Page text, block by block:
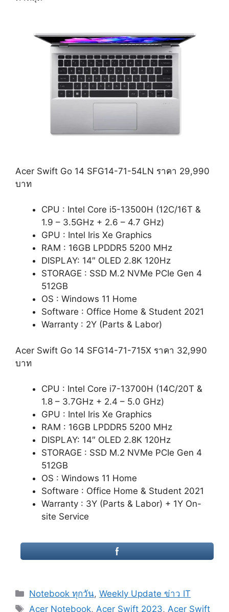
Acer Swift Go 14 SFG14-71-54LN ราคา 29,990
บาท
CPU : Intel Core i5-13500H (12C/16T &
1.9 – 3.5GHz + 2.6 – 4.7 GHz)
GPU : Intel Iris Xe Graphics
RAM : 16GB LPDDR5 5200 MHz
DISPLAY: 14″ OLED 2.8K 120Hz
STORAGE : SSD M.2 NVMe PCIe Gen 4
512GB
OS : Windows 11 Home
Software : Office Home & Student 2021
Warranty : 2Y (Parts & Labor)
Acer Swift Go 14 SFG14-71-715X ราคา 32,990
บาท
CPU : Intel Core i7-13700H (14C/20T &
1.8 – 3.7GHz + 2.4 – 5.0 GHz)
GPU : Intel Iris Xe Graphics
RAM : 16GB LPDDR5 5200 MHz
DISPLAY: 14″ OLED 2.8K 120Hz
STORAGE : SSD M.2 NVMe PCIe Gen 4
512GB
OS : Windows 11 Home
Software : Office Home & Student 2021
Warranty : 3Y (Parts & Labor) + 1Y On-
site Service
Categories
Notebook ทุกวัน,Weekly Update ข่าว IT
Tags
Acer Notebook, Acer Swift 2023, Acer Swift